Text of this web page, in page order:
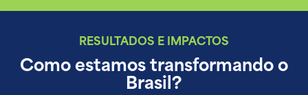
RESULTADOS E IMPACTOS
Como estamos transformando o
Brasil?